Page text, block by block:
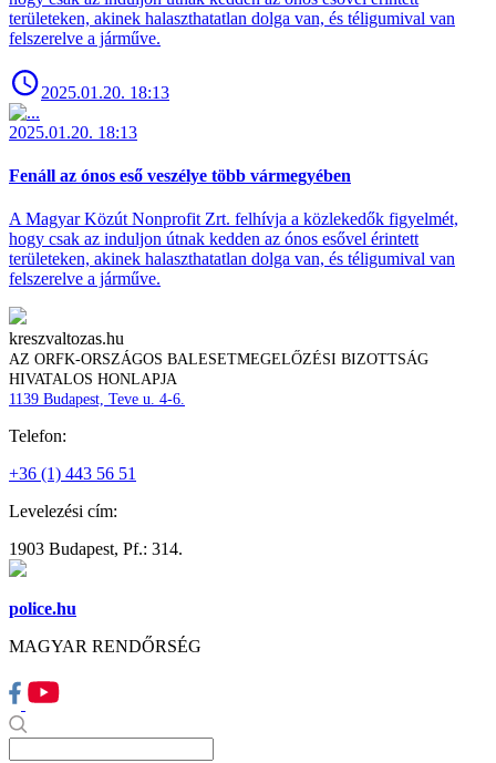
területeken, akinek halaszthatatlan dolga van, és téligumival van
felszerelve a járműve.
2025.01.20. 18:13
2025.01.20. 18:13
Fenáll az ónos eső veszélye több vármegyében
A Magyar Közút Nonprofit Zrt. felhívja a közlekedők figyelmét,
hogy csak az induljon útnak kedden az ónos esővel érintett
területeken, akinek halaszthatatlan dolga van, és téligumival van
felszerelve a járműve.
kreszvaltozas.hu
AZ ORFK-ORSZÁGOS BALESETMEGELŐZÉSI BIZOTTSÁG
HIVATALOS HONLAPJA
1139 Budapest, Teve u. 4-6.
Telefon:
+36 (1) 443 56 51
Levelezési cím:
1903 Budapest, Pf.: 314.
police.hu
MAGYAR RENDŐRSÉG